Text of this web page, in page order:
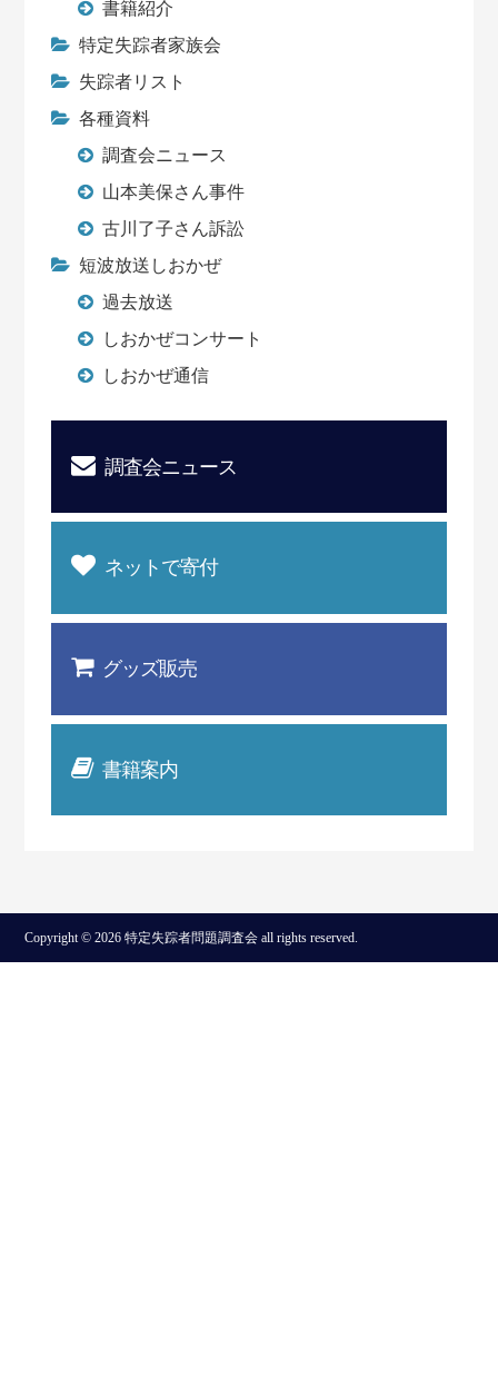
書籍紹介
特定失踪者家族会
失踪者リスト
各種資料
調査会ニュース
山本美保さん事件
古川了子さん訴訟
短波放送しおかぜ
過去放送
しおかぜコンサート
しおかぜ通信
調査会ニュース
ネットで寄付
グッズ販売
書籍案内
Copyright © 2026 特定失踪者問題調査会 all rights reserved.